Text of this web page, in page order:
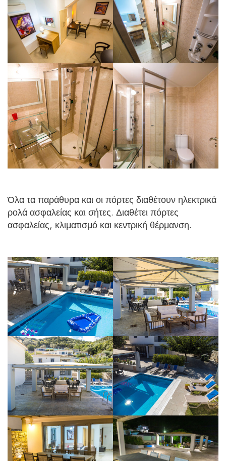
Όλα τα παράθυρα και οι πόρτες διαθέτουν ηλεκτρικά
ρολά ασφαλείας και σήτες. Διαθέτει πόρτες
ασφαλείας, κλιματισμό και κεντρική θέρμανση.